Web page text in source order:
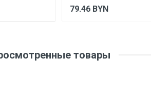
79.46 BYN
товары